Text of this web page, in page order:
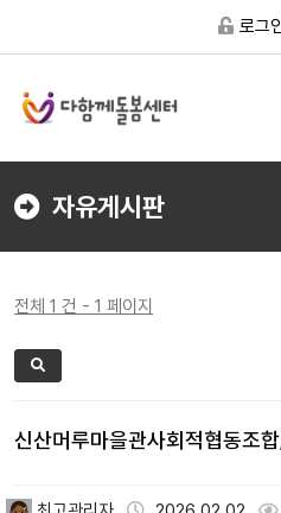
로그
자유게시판
전체 1 건 - 1 페이지
신산머루마을관사회적협동조